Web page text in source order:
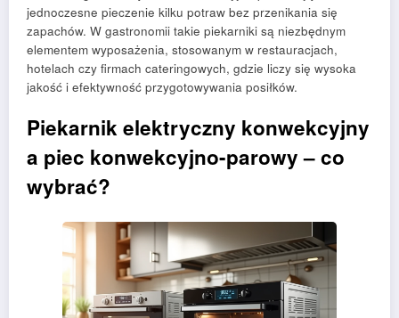
jednoczesne pieczenie kilku potraw bez przenikania się
zapachów. W gastronomii takie piekarniki są niezbędnym
elementem wyposażenia, stosowanym w restauracjach,
hotelach czy firmach cateringowych, gdzie liczy się wysoka
jakość i efektywność przygotowywania posiłków.
Piekarnik elektryczny konwekcyjny
a piec konwekcyjno-parowy – co
wybrać?